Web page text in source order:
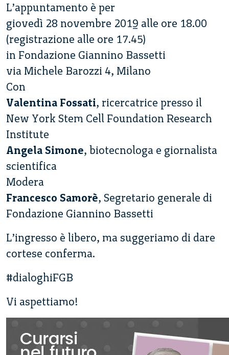
L’appuntamento è per
giovedì 28 novembre 2019 alle ore 18.00
(registrazione alle ore 17.45)
in Fondazione Giannino Bassetti
via Michele Barozzi 4, Milano
Con
Valentina Fossati, ricercatrice presso il
New York Stem Cell Foundation Research
Institute
Angela Simone, biotecnologa e giornalista
scientifica
Modera
Francesco Samorè, Segretario generale di
Fondazione Giannino Bassetti
L’ingresso è libero, ma suggeriamo di dare
cortese conferma.
#dialoghiFGB
Vi aspettiamo!